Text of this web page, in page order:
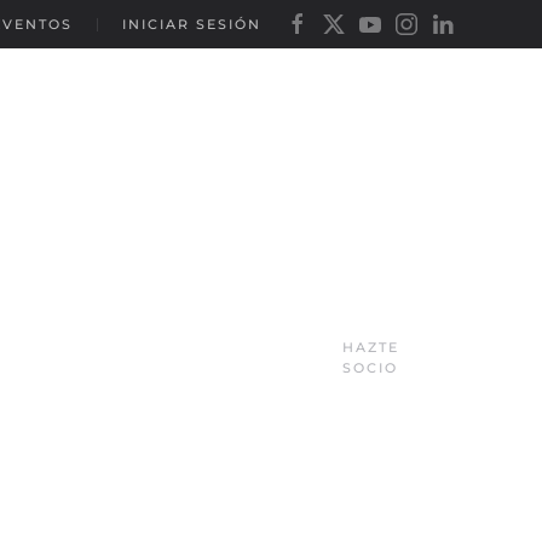
INICIAR SESIÓN
HAZTE
SOCIO